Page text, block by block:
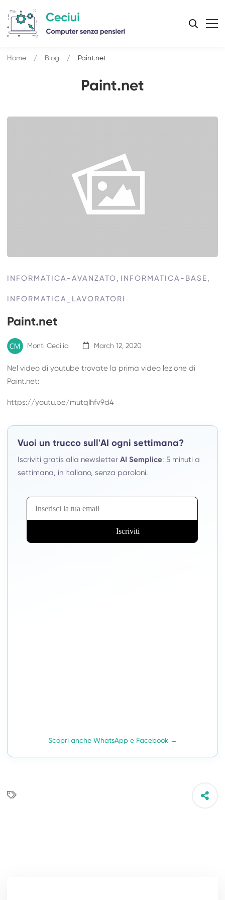
Paint.net
Home Blog Paint.net
INFORMATICA-AVANZATO , INFORMATICA-BASE ,
INFORMATICA_LAVORATORI
Paint.net
Monti Cecilia March 12, 2020
Nel video di youtube trovate la prima video lezione di
Paint.net:
https://youtu.be/mutqIhfv9d4
Vuoi un trucco sull'AI ogni settimana?
Iscriviti gratis alla newsletterAI Semplice: 5 minuti a
settimana, in italiano, senza paroloni.
Scopri anche WhatsApp e Facebook →